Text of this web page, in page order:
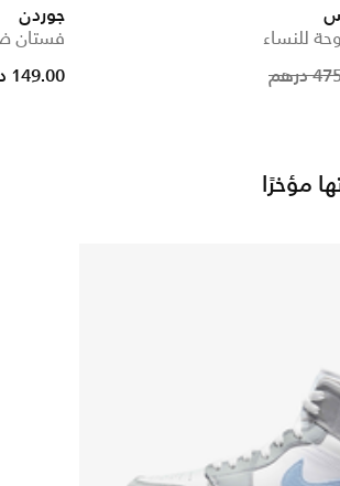
للنساء
درهم
جوردن
فستان
reduced from
to
149.00 درهم
مؤخرًا